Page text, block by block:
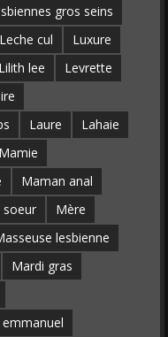
gros seins
Leche cul
Luxure
Lilith lee
Levrette
Laure
Lahaie
Mamie
Maman anal
soeur
Mère
lesbienne
Mardi gras